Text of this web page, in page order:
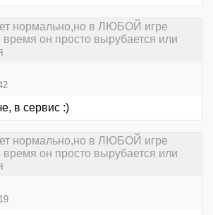
нормально,но в ЛЮБОЙ игре
время он просто вырубается или
в сервис :)
нормально,но в ЛЮБОЙ игре
время он просто вырубается или